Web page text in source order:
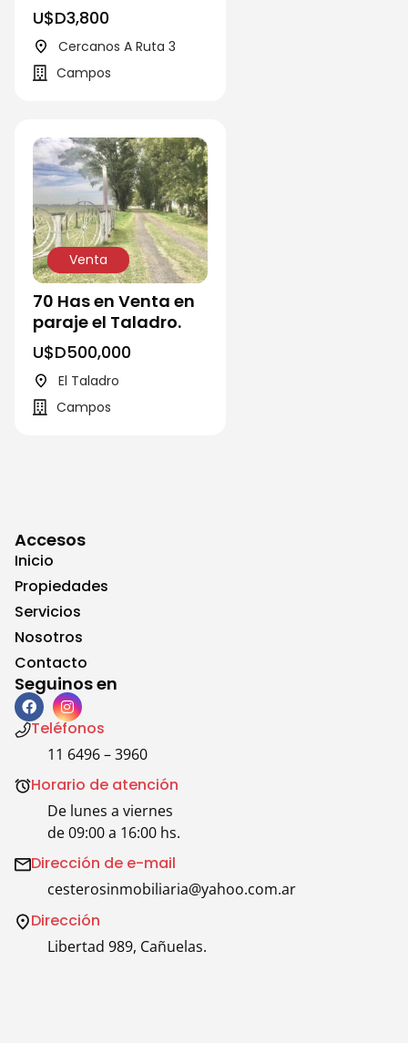
U$D3,800
Cercanos A Ruta 3
Campos
Venta
70 Has en Venta en
paraje el Taladro.
U$D500,000
El Taladro
Campos
Accesos
Inicio
Propiedades
Servicios
Nosotros
Contacto
Seguinos en
Teléfonos
11 6496 – 3960
Horario de atención
De lunes a viernes
de 09:00 a 16:00 hs.
Dirección de e-mail
cesterosinmobiliaria@yahoo.com.ar
Dirección
Libertad 989, Cañuelas.